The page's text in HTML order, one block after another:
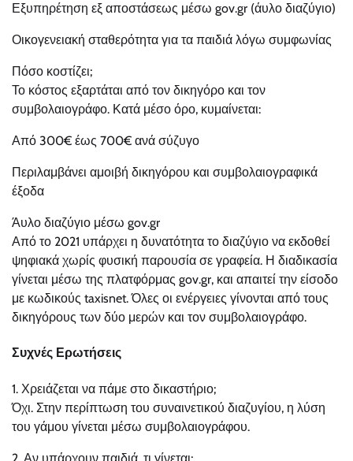
Εξυπηρέτηση εξ αποστάσεως μέσω gov.gr (άυλο διαζύγιο)
Οικογενειακή σταθερότητα για τα παιδιά λόγω συμφωνίας
Πόσο κοστίζει;
Το κόστος εξαρτάται από τον δικηγόρο και τον
συμβολαιογράφο. Κατά μέσο όρο, κυμαίνεται:
Από 300€ έως 700€ ανά σύζυγο
Περιλαμβάνει αμοιβή δικηγόρου και συμβολαιογραφικά
έξοδα
Άυλο διαζύγιο μέσω gov.gr
Από το 2021 υπάρχει η δυνατότητα το διαζύγιο να εκδοθεί
ψηφιακά χωρίς φυσική παρουσία σε γραφεία. Η διαδικασία
γίνεται μέσω της πλατφόρμας gov.gr, και απαιτεί την είσοδο
με κωδικούς taxisnet. Όλες οι ενέργειες γίνονται από τους
δικηγόρους των δύο μερών και τον συμβολαιογράφο.
Συχνές Ερωτήσεις
1. Χρειάζεται να πάμε στο δικαστήριο;
Όχι. Στην περίπτωση του συναινετικού διαζυγίου, η λύση
του γάμου γίνεται μέσω συμβολαιογράφου.
2. Αν υπάρχουν παιδιά, τι γίνεται;